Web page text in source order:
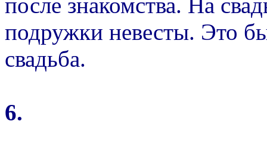
подружки невесты. Это
свадьба.
6.